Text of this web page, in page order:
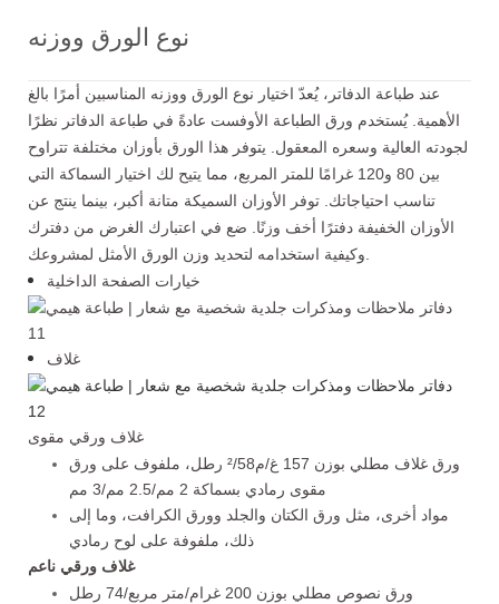
نوع الورق ووزنه
عند طباعة الدفاتر، يُعدّ اختيار نوع الورق ووزنه المناسبين أمرًا بالغ
الأهمية. يُستخدم ورق الطباعة الأوفست عادةً في طباعة الدفاتر نظرًا
لجودته العالية وسعره المعقول. يتوفر هذا الورق بأوزان مختلفة تتراوح
بين 80 و120 غرامًا للمتر المربع، مما يتيح لك اختيار السماكة التي
تناسب احتياجاتك. توفر الأوزان السميكة متانة أكبر، بينما ينتج عن
الأوزان الخفيفة دفترًا أخف وزنًا. ضع في اعتبارك الغرض من دفترك
خيارات الصفحة الداخلية
غلاف
غلاف ورقي مقوى
ورق غلاف مطلي بوزن 157 غ/م²/58 رطل، ملفوف على ورق
مقوى رمادي بسماكة 2 مم/2.5 مم/3 مم
مواد أخرى، مثل ورق الكتان والجلد وورق الكرافت، وما إلى
ذلك، ملفوفة على لوح رمادي
غلاف ورقي ناعم
ورق نصوص مطلي بوزن 200 غرام/متر مربع/74 رطل